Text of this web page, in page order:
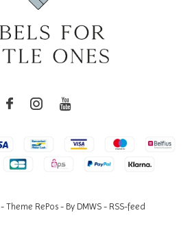
- Theme RePos - By DMWS - RSS-feed